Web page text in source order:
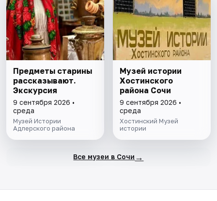
Предметы старины
рассказывают.
Экскурсия
9 сентября 2026 •
среда
Музей Истории
Адлерского района
Музей истории
Хостинского
района Сочи
9 сентября 2026 •
среда
Хостинский Музей
истории
Все музеи в Сочи →